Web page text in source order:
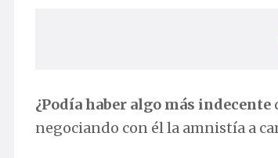
¿Podía haber algo más indecente
negociando con él la amnistía a